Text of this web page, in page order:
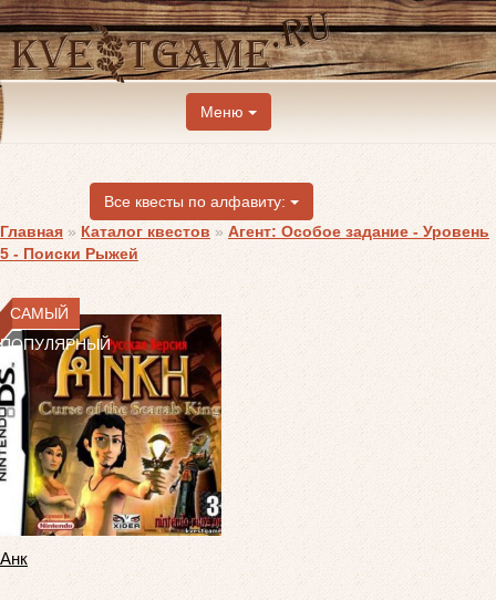
Меню
Все квесты по алфавиту:
Главная » Каталог квестов » Агент: Особое задание - Уровень
5 - Поиски Рыжей
САМЫЙ
ПОПУЛЯРНЫЙ
Анк